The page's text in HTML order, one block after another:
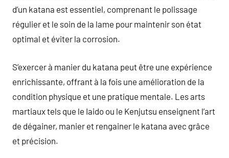
d’un katana est essentiel, comprenant le polissage
régulier et le soin de la lame pour maintenir son état
optimal et éviter la corrosion.
S’exercer à manier du katana peut être une expérience
enrichissante, offrant à la fois une amélioration de la
condition physique et une pratique mentale. Les arts
martiaux tels que le Iaido ou le Kenjutsu enseignent l’art
de dégainer, manier et rengainer le katana avec grâce
et précision.